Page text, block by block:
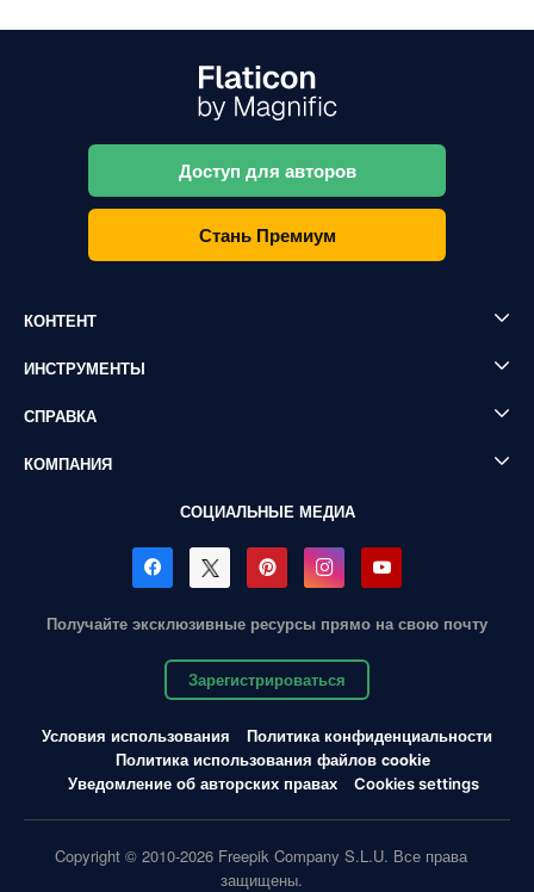
Доступ для авторов
Стань Премиум
КОНТЕНТ
ИНСТРУМЕНТЫ
СПРАВКА
КОМПАНИЯ
СОЦИАЛЬНЫЕ МЕДИА
Получайте эксклюзивные ресурсы прямо на свою почту
Зарегистрироваться
Условия использования
Политика конфиденциальности
Политика использования файлов cookie
Уведомление об авторских правах
Cookies settings
Copyright © 2010-2026 Freepik Company S.L.U. Все права
защищены.